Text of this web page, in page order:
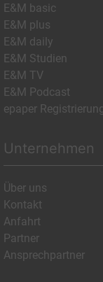
E&M basic
E&M plus
E&M daily
E&M Studien
E&M TV
E&M Podcast
epaper
Unternehmen
Über uns
Kontakt
Anfahrt
Partner
Ansprechpartner